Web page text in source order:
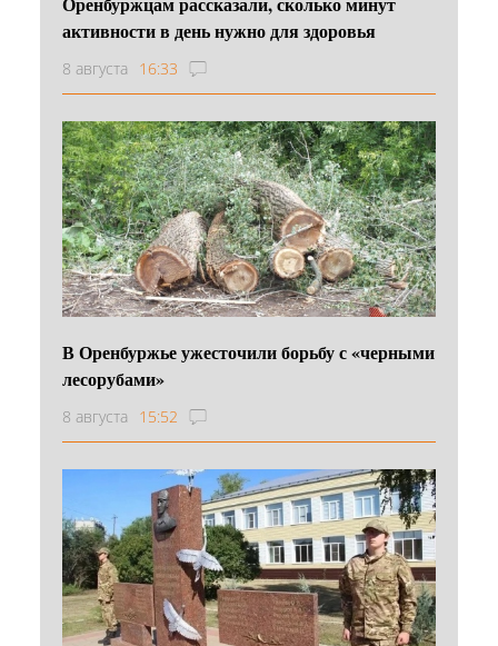
активности в день нужно для здоровья
8 августа 16:33
В Оренбуржье ужесточили борьбу с «черными
лесорубами»
8 августа 15:52